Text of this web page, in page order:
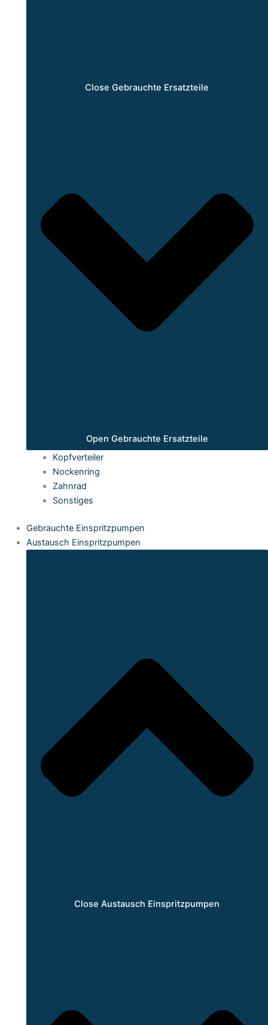
Close Gebrauchte Ersatzteile
Open Gebrauchte Ersatzteile
Kopfverteiler
Nockenring
Zahnrad
Sonstiges
Gebrauchte Einspritzpumpen
Austausch Einspritzpumpen
Close Austausch Einspritzpumpen